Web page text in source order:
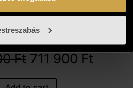
– My Mythology
cm)
Ft 711 900 Ft